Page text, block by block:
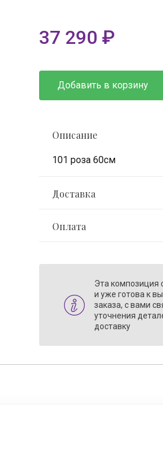
37 290 ₽
Добавить в корзину
Описание
101 роза 60см
Доставка
Оплата
Эта композиция
и уже готова к
заказа, с вами
уточнения
доставку